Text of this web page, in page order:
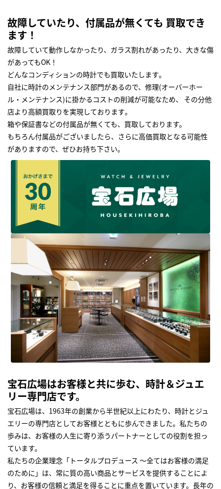
故障していたり、付属品が無くても 買取でき
ます！
故障していて動作しなかったり、ガラス割れがあったり、大きな傷
があってもOK！
どんなコンディションの時計でも買取いたします｡
自社に時計のメンテナンス部門があるので、修理(オーバーホー
ル・メンテナンス)に掛かるコストの削減が可能なため、 その分他
店より高額買取りを実現しております｡
箱や保証書などの付属品が無くても、買取しております。
もちろん付属品がございましたら、さらに高価買取となる可能性
がありますので、ぜひお持ち下さい｡
宝石広場はお客様と共に歩む、時計＆ジュエ
リー専門店です。
宝石広場は、1963年の創業から半世紀以上にわたり、時計とジュ
エリーの専門店としてお客様とともに歩んできました。私たちの
歩みは、お客様の人生に寄り添うパートナーとしての役割を担っ
ています。
私たちの企業理念「トータルプロデュース ～全てはお客様の満足
のために」は、常に質の高い商品とサービスを提供することによ
り、お客様の信頼と満足を得ることに重点を置いています。長年の